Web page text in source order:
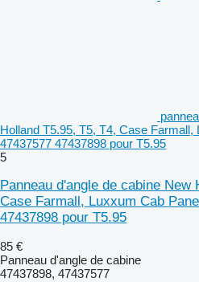
Holland T5.95, T5, T4, Case
47437577 47437898 pour T5.95
5
Panneau d'angle de cabine New
Case Farmall, Luxxum Cab
47437898 pour T5.95
85 €
Panneau d'angle de cabine
47437898, 47437577